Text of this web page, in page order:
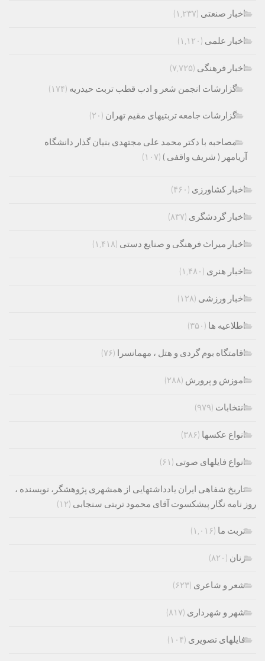
اخبار صنعتی (۱,۲۳۷)
اخبار علمی (۱,۱۲۰)
اخبار فرهنگی (۷,۷۲۵)
گزارشات انجمن شعر و ادب قطب تربت حیدریه (۱۷۴)
گزارشات جامعه تربتیهای مقیم تهران (۲۰)
مصاحبه با دکتر محمد علی مجتهدی بنیان گذار دانشگاه
آریامهر ( شریف واقفی ) (۱۰۷)
اخبار کشاورزی (۴۶۰)
اخبار گردشگری (۸۳۷)
اخبار میراث فرهنگی و صنایع دستی (۱,۴۱۸)
اخبار هنری (۱,۴۸۰)
اخبار ورزشی (۱۲۸)
اطلاعیه ها (۳۵۰)
اقامتگاه بوم گردی و هتل ، مهمانسرا (۷۶)
اموزش و پرورش (۲۸۸)
انتخابات (۹۷۹)
انواع عکسها (۳۸۶)
انواع فایلهای صوتی (۶۱)
تاریخ شفاهی ایران یادداشتهایی از همشهری پژوهشگر، نویسنده ،
روز نامه نگار پیشکسوت آقای محمود تربتی سنجابی (۱۲)
تربت ما (۱,۰۱۶)
زنان (۸۲۰)
شعر و شاعری (۶۲۳)
شهر و شهرداری (۸۱۷)
فایلهای تصویری (۱۰۴)